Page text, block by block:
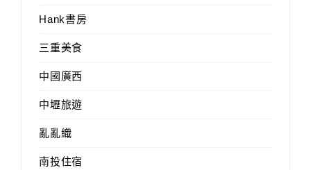
Hank書房
三重美食
中國廣西
中壢旅遊
亂亂織
南投住宿